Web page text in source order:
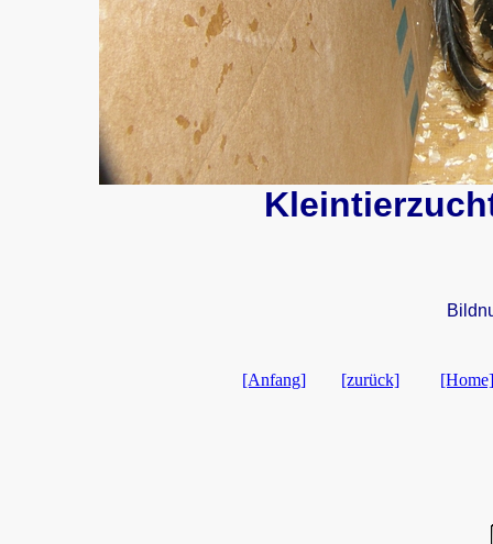
[Anfang] [zurück] [Home]